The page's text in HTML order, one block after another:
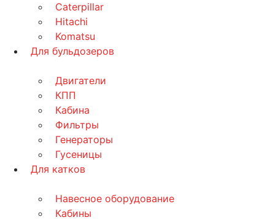
Caterpillar
Hitachi
Komatsu
Для бульдозеров
Двигатели
КПП
Кабина
Фильтры
Генераторы
Гусеницы
Для катков
Навесное оборудование
Кабины